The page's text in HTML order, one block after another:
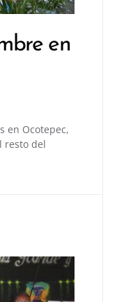
en
en Ocotepec,
resto del